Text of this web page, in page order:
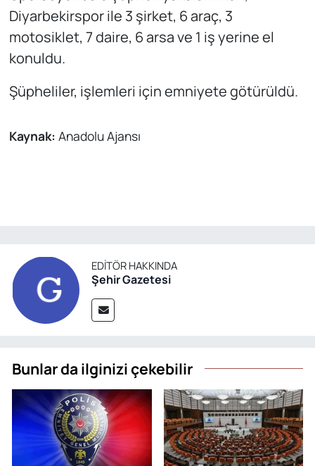
Diyarbekirspor ile 3 şirket, 6 araç, 3
motosiklet, 7 daire, 6 arsa ve 1 iş yerine el
konuldu.
Şüpheliler, işlemleri için emniyete götürüldü.
Kaynak: Anadolu Ajansı
EDITÖR HAKKINDA
Şehir Gazetesi
Bunlar da ilginizi çekebilir